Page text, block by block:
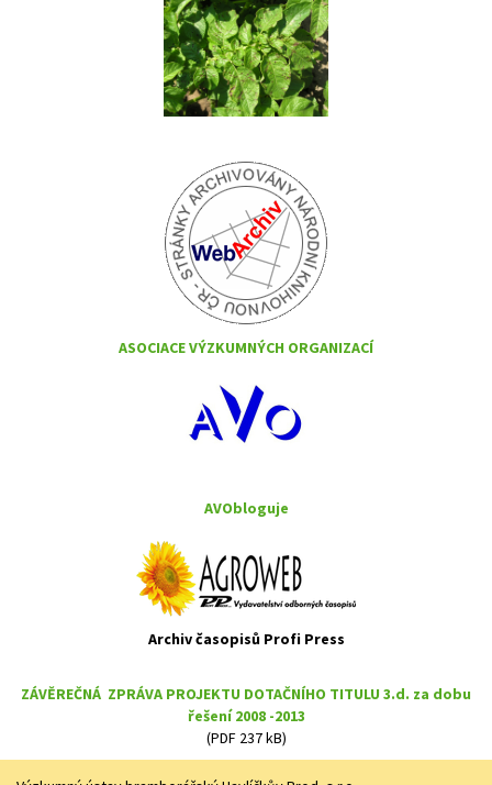
ASOCIACE VÝZKUMNÝCH ORGANIZACÍ
AVObloguje
Archiv časopisů Profi Press
ZÁVĚREČNÁ ZPRÁVA PROJEKTU DOTAČNÍHO TITULU 3.d. za dobu
řešení 2008 -2013
(PDF 237 kB)